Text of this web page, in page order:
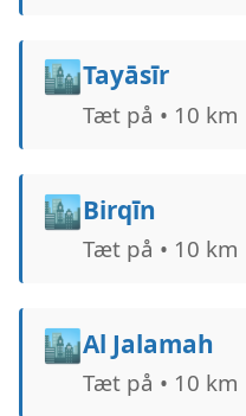
🏙️Tayāsīr
Tæt på • 10 km
🏙️Birqīn
Tæt på • 10 km
🏙️Al Jalamah
Tæt på • 10 km